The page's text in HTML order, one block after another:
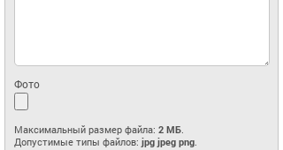
Фото
Максимальный размер файла: 2 МБ.
Допустимые типы файлов: jpg jpeg png.